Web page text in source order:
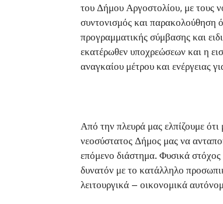
του Δήμου Αργοστολίου, με τους
συντονισμός και παρακολούθηση
προγραμματικής σύμβασης και
εκατέρωθεν υποχρεώσεων και η
αναγκαίου μέτρου και ενέργειας
Από την πλευρά μας ελπίζουμε
νεοσύστατος Δήμος μας να
επόμενο διάστημα. Φυσικά στόχος
δυνατόν με το κατάλληλο
λειτουργικά – οικονομικά